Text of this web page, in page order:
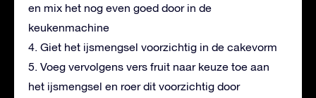
en mix het nog even goed door in de
keukenmachine
4. Giet het ijsmengsel voorzichtig in de cakevorm
5. Voeg vervolgens vers fruit naar keuze toe aan
het ijsmengsel en roer dit voorzichtig door